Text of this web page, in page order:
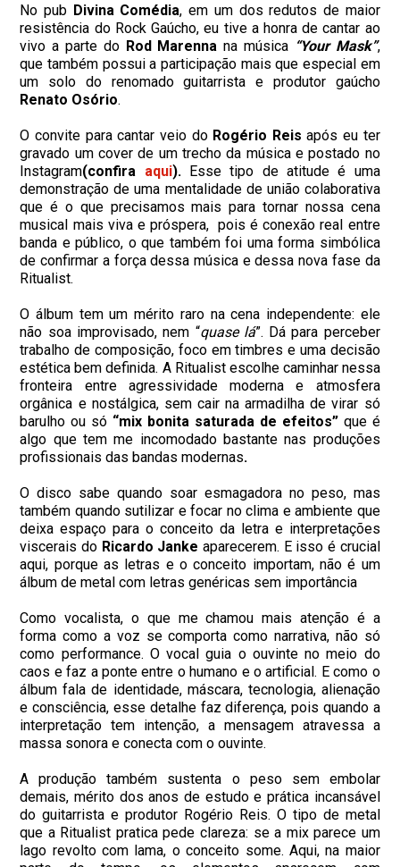
No pub Divina Comédia, em um dos redutos de maior
resistência do Rock Gaúcho, eu tive a honra de cantar ao
vivo a parte do Rod Marenna na música “Your Mask”,
que também possui a participação mais que especial em
um solo do renomado guitarrista e produtor gaúcho
Renato Osório.
O convite para cantar veio do Rogério Reisapós eu ter
gravado um cover de um trecho da música e postado no
Instagram(confira aqui). Esse tipo de atitude é uma
demonstração de uma mentalidade de união colaborativa
que é o que precisamos mais para tornar nossa cena
musical mais viva e próspera, pois é conexão real entre
banda e público, o que também foi uma forma simbólica
de confirmar a força dessa música e dessa nova fase da
Ritualist.
O álbum tem um mérito raro na cena independente: ele
não soa improvisado, nem “quase lá”. Dá para perceber
trabalho de composição, foco em timbres e uma decisão
estética bem definida. A Ritualist escolhe caminhar nessa
fronteira entre agressividade moderna e atmosfera
orgânica e nostálgica, sem cair na armadilha de virar só
barulho ou só “mix bonita saturada de efeitos” que é
algo que tem me incomodado bastante nas produções
profissionais das bandas modernas.
O disco sabe quando soar esmagadora no peso, mas
também quando sutilizar e focar no clima e ambiente que
deixa espaço para o conceito da letra e interpretações
viscerais do Ricardo Janke aparecerem. E isso é crucial
aqui, porque as letras e o conceito importam, não é um
álbum de metal com letras genéricas sem importância
Como vocalista, o que me chamou mais atenção é a
forma como a voz se comporta como narrativa, não só
como performance. O vocal guia o ouvinte no meio do
caos e faz a ponte entre o humano e o artificial. E como o
álbum fala de identidade, máscara, tecnologia, alienação
e consciência, esse detalhe faz diferença, pois quando a
interpretação tem intenção, a mensagem atravessa a
massa sonora e conecta com o ouvinte.
A produção também sustenta o peso sem embolar
demais, mérito dos anos de estudo e prática incansável
do guitarrista e produtor Rogério Reis. O tipo de metal
que a Ritualist pratica pede clareza: se a mix parece um
lago revolto com lama, o conceito some. Aqui, na maior